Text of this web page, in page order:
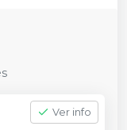
Ver info